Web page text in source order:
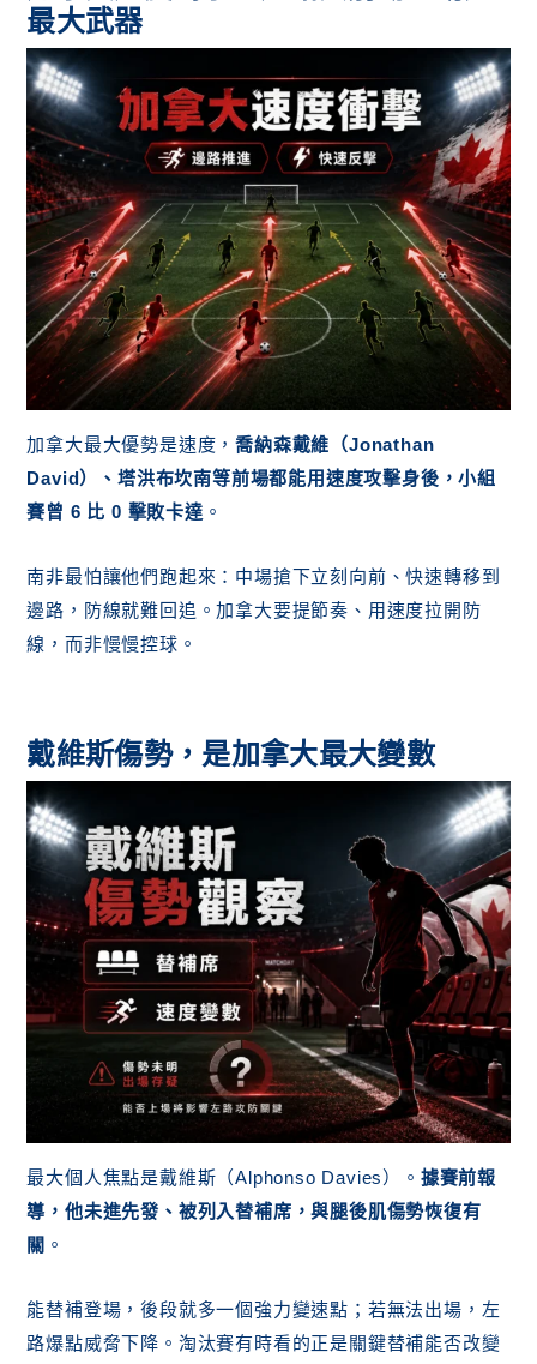
最大武器
加拿大最大優勢是速度，喬納森戴維（Jonathan
David）、塔洪布坎南等前場都能用速度攻擊身後，小組
賽曾 6 比 0 擊敗卡達 。
南非最怕讓他們跑起來：中場搶下立刻向前、快速轉移到
邊路，防線就難回追。加拿大要提節奏、用速度拉開防
線，而非慢慢控球。
戴維斯傷勢，是加拿大最大變數
最大個人焦點是戴維斯（Alphonso Davies）。 據賽前報
導，他未進先發、被列入替補席，與腿後肌傷勢恢復有
關 。
能替補登場，後段就多一個強力變速點；若無法出場，左
路爆點威脅下降。淘汰賽有時看的正是關鍵替補能否改變